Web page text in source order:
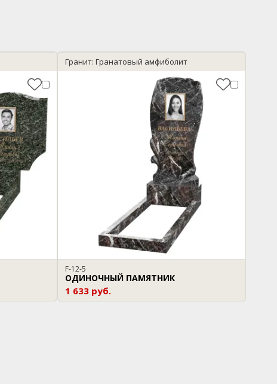
Гранит: Гранатовый амфиболит
F-12-5
ОДИНОЧНЫЙ ПАМЯТНИК
1 633 руб.